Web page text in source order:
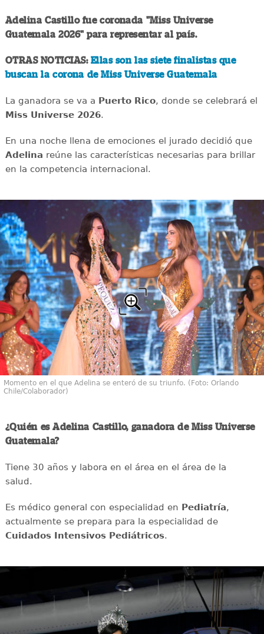
Adelina Castillo fue coronada "Miss Universe
Guatemala 2026" para representar al país.
OTRAS NOTICIAS: Ellas son las siete finalistas que
buscan la corona de Miss Universe Guatemala
La ganadora se va a Puerto Rico, donde se celebrará el
Miss Universe 2026.
En una noche llena de emociones el jurado decidió que
Adelina reúne las características necesarias para brillar
en la competencia internacional.
Momento en el que Adelina se enteró de su triunfo. (Foto: Orlando
Chile/Colaborador)
¿Quién es Adelina Castillo, ganadora de Miss Universe
Guatemala?
Tiene 30 años y labora en el área en el área de la
salud.
Es médico general con especialidad en Pediatría,
actualmente se prepara para la especialidad de
Cuidados Intensivos Pediátricos.